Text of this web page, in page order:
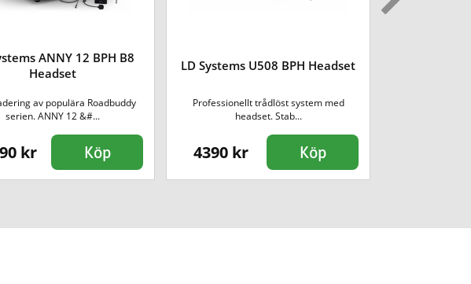
ANNY 12 BPH B8
Headset
av populära Roadbuddy
serien. ANNY 12 &#...
kr Köp
LD Systems U508 BPH Headset
Professionellt trådlöst system med
headset. Stab...
4390 kr Köp